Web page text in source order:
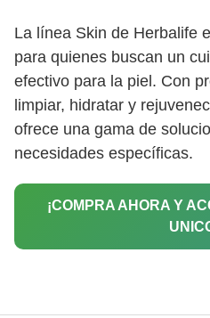
La línea Skin de Herbalife
para quienes buscan un
efectivo para la piel. Con
limpiar, hidratar y
ofrece una gama de
necesidades específicas.
¡COMPRA AHORA Y